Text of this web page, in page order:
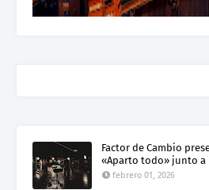
Factor de Cambio
«Aparto todo» junto a
febrero 01, 2026